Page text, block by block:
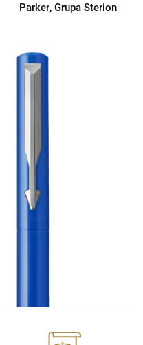
Parker, Grupa Sterion